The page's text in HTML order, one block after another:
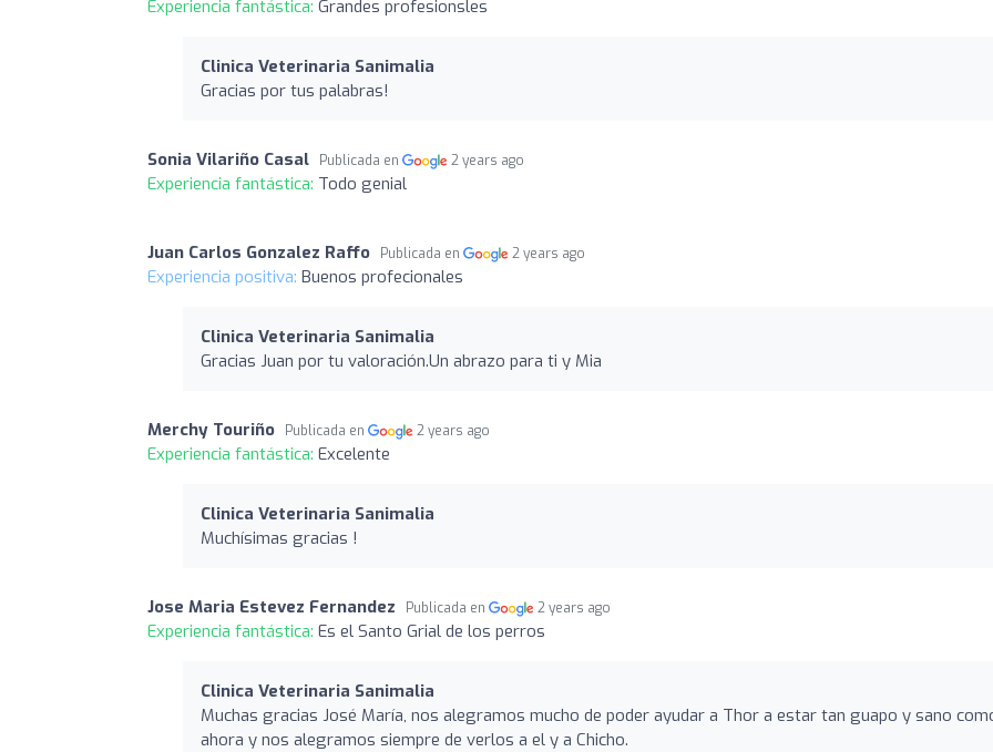
Experiencia fantástica: Grandes profesionsles
Clinica Veterinaria Sanimalia
Gracias por tus palabras!
Sonia Vilariño Casal Publicada en 2 years ago
Experiencia fantástica: Todo genial
Juan Carlos Gonzalez Raffo Publicada en 2 years ago
Experiencia positiva: Buenos profecionales
Clinica Veterinaria Sanimalia
Gracias Juan por tu valoración.Un abrazo para ti y Mia
Merchy Touriño Publicada en 2 years ago
Experiencia fantástica: Excelente
Clinica Veterinaria Sanimalia
Muchísimas gracias !
Jose Maria Estevez Fernandez Publicada en 2 years ago
Experiencia fantástica: Es el Santo Grial de los perros
Clinica Veterinaria Sanimalia
Muchas gracias José María, nos alegramos mucho de poder ayudar a Thor a estar tan guapo y sano
ahora y nos alegramos siempre de verlos a el y a Chicho.